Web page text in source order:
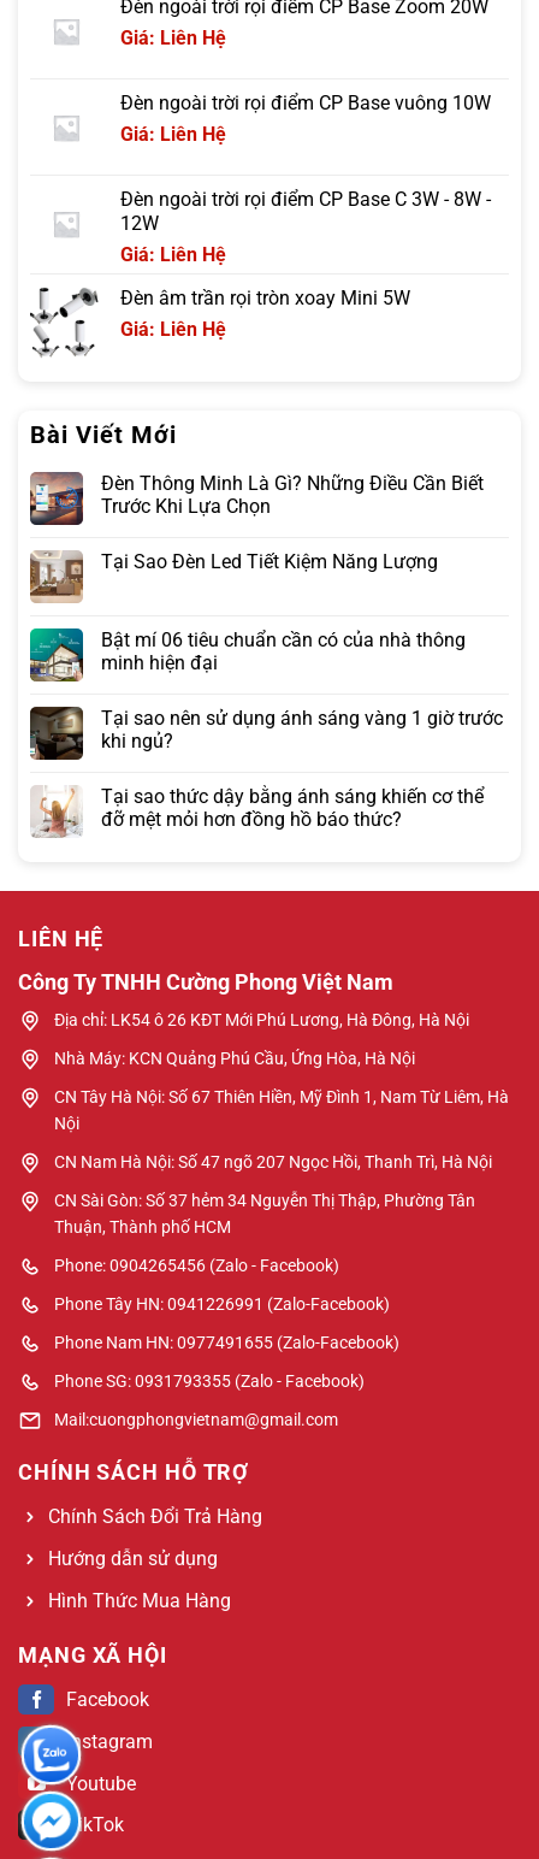
Đèn ngoài trời rọi điểm CP Base Zoom 20W
Giá: Liên Hệ
Đèn ngoài trời rọi điểm CP Base vuông 10W
Giá: Liên Hệ
Đèn ngoài trời rọi điểm CP Base C 3W - 8W -
12W
Giá: Liên Hệ
Đèn âm trần rọi tròn xoay Mini 5W
Giá: Liên Hệ
Bài Viết Mới
Đèn Thông Minh Là Gì? Những Điều Cần Biết
Trước Khi Lựa Chọn
Tại Sao Đèn Led Tiết Kiệm Năng Lượng
Bật mí 06 tiêu chuẩn cần có của nhà thông
minh hiện đại
Tại sao nên sử dụng ánh sáng vàng 1 giờ trước
khi ngủ?
Tại sao thức dậy bằng ánh sáng khiến cơ thể
đỡ mệt mỏi hơn đồng hồ báo thức?
LIÊN HỆ
Công Ty TNHH Cường Phong Việt Nam
Địa chỉ: LK54 ô 26 KĐT Mới Phú Lương, Hà Đông, Hà Nội
Nhà Máy: KCN Quảng Phú Cầu, Ứng Hòa, Hà Nội
CN Tây Hà Nội: Số 67 Thiên Hiền, Mỹ Đình 1, Nam Từ Liêm, Hà
Nội
CN Nam Hà Nội: Số 47 ngõ 207 Ngọc Hồi, Thanh Trì, Hà Nội
CN Sài Gòn: Số 37 hẻm 34 Nguyễn Thị Thập, Phường Tân
Thuận, Thành phố HCM
Phone: 0904265456 (Zalo - Facebook)
Phone Tây HN: 0941226991 (Zalo-Facebook)
Phone Nam HN: 0977491655 (Zalo-Facebook)
Phone SG: 0931793355 (Zalo - Facebook)
Mail:cuongphongvietnam@gmail.com
CHÍNH SÁCH HỖ TRỢ
Chính Sách Đổi Trả Hàng
Hướng dẫn sử dụng
Hình Thức Mua Hàng
MẠNG XÃ HỘI
Facebook
Instagram
Youtube
TikTok